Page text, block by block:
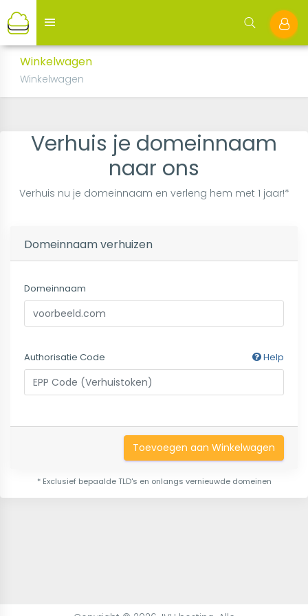
Winkelwagen
Winkelwagen
Verhuis je domeinnaam
naar ons
Verhuis nu je domeinnaam en verleng hem met 1 jaar!*
Domeinnaam verhuizen
Domeinnaam
Authorisatie Code Help
Toevoegen aan Winkelwagen
* Exclusief bepaalde TLD's en onlangs vernieuwde domeinen